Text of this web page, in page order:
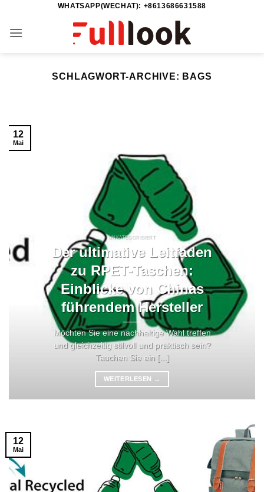
springen
WHATSAPP(WECHAT): +8613686631588
SCHLAGWORT-ARCHIVE: BAGS
UNKATEGORISIERT
Der ultimative Leitfaden
zu RPET-Taschen:
Einblicke von Chinas
führendem Hersteller
Möchten Sie eine nachhaltige Wahl treffen
und gleichzeitig stilvoll und praktisch sein?
Tauchen Sie ein [...]
WEITERLESEN →
12
Mai
12
Mai